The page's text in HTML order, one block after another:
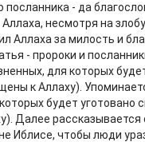
- да
несмотря на
Аллаха за милость и
- пророки и
для которых
к Аллаху).
будет уготовано
Далее
Иблисе, чтобы люди